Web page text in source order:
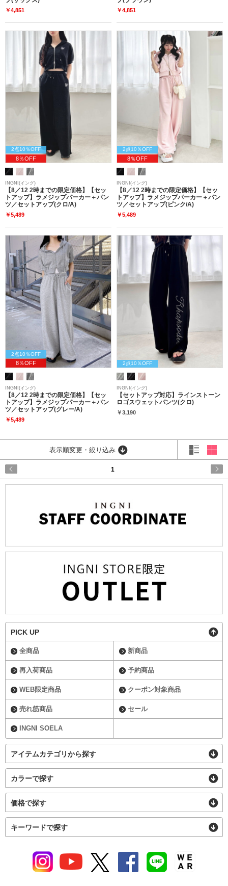
￥4,851 ￥4,851
2点10％OFF
8％OFF
INGNI(イング)
【8／12 2時までの限定価格】【セッ
トアップ】ラメジップパーカー＋パン
ツ／セットアップ(クロ/A)
￥5,489
2点10％OFF
8％OFF
INGNI(イング)
【8／12 2時までの限定価格】【セッ
トアップ】ラメジップパーカー＋パン
ツ／セットアップ(ピンク/A)
￥5,489
2点10％OFF
8％OFF
INGNI(イング)
【8／12 2時までの限定価格】【セッ
トアップ】ラメジップパーカー＋パン
ツ／セットアップ(グレー/A)
￥5,489
2点10％OFF
INGNI(イング)
【セットアップ対応】ラインストーン
ロゴスウェットパンツ(クロ)
￥3,190
表示順変更・絞り込み
1
PICK UP
全商品 新商品
再入荷商品 予約商品
WEB限定商品 クーポン対象商品
売れ筋商品 セール
INGNI SOELA
アイテムカテゴリから探す
カラーで探す
価格で探す
キーワードで探す